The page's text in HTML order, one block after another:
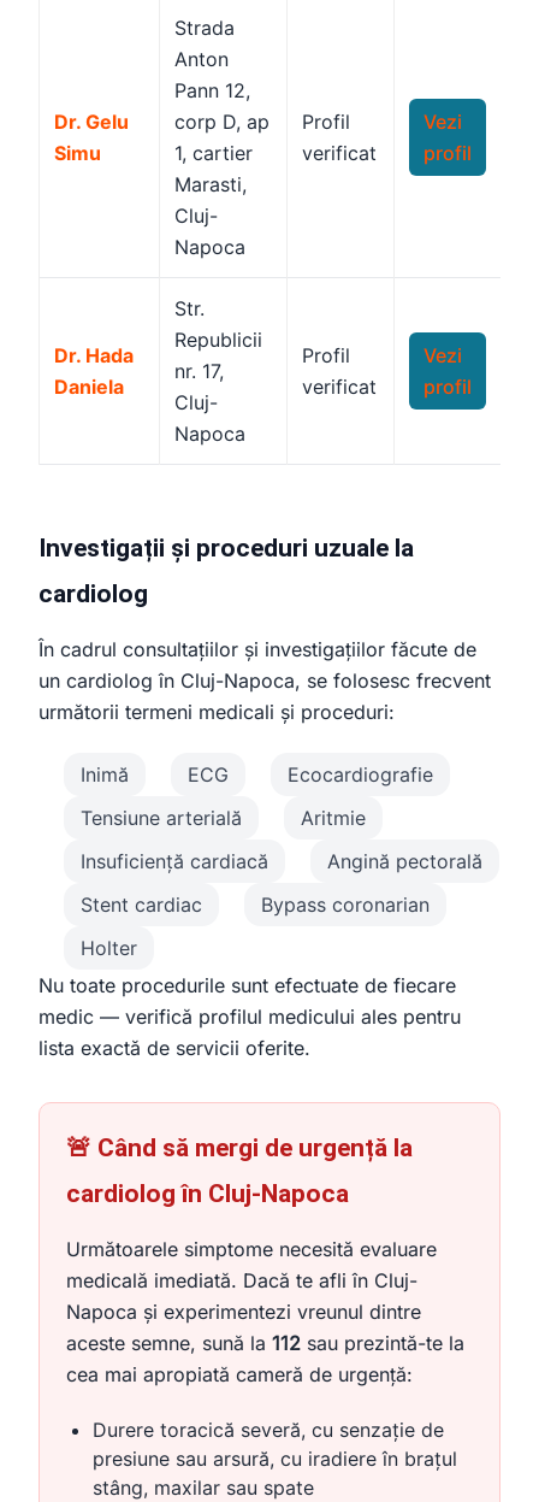
Dr. Gelu
Simu
Strada
Anton
Pann 12,
corp D, ap
1, cartier
Marasti,
Cluj-
Napoca
Profil
verificat
Vezi
profil
Dr. Hada
Daniela
Str.
Republicii
nr. 17,
Cluj-
Napoca
Profil
verificat
Vezi
profil
Investigații și proceduri uzuale la
cardiolog
În cadrul consultațiilor și investigațiilor făcute de
un cardiolog în Cluj-Napoca, se folosesc frecvent
următorii termeni medicali și proceduri:
Inimă ECG
Ecocardiografie
Tensiune arterială
Aritmie
Insuficiență cardiacă
Angină pectorală
Stent cardiac
Bypass coronarian
Holter
Nu toate procedurile sunt efectuate de fiecare
medic — verifică profilul medicului ales pentru
lista exactă de servicii oferite.
🚨 Când să mergi de urgență la
cardiolog în Cluj-Napoca
Următoarele simptome necesită evaluare
medicală imediată. Dacă te afli în Cluj-
Napoca și experimentezi vreunul dintre
aceste semne, sună la 112 sau prezintă-te la
cea mai apropiată cameră de urgență:
Durere toracică severă, cu senzație de
presiune sau arsură, cu iradiere în brațul
stâng, maxilar sau spate